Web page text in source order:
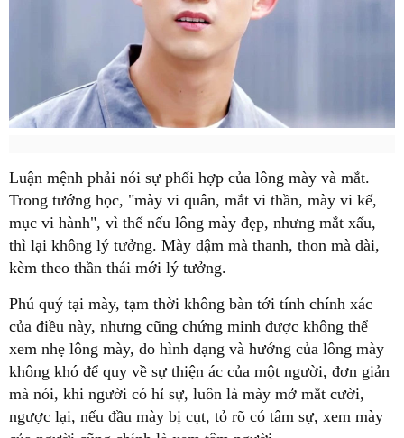
Luận mệnh phải nói sự phối hợp của lông mày và mắt.
Trong tướng học, "mày vi quân, mắt vi thần, mày vi kế,
mục vi hành", vì thế nếu lông mày đẹp, nhưng mắt xấu,
thì lại không lý tưởng. Mày đậm mà thanh, thon mà dài,
kèm theo thần thái mới lý tưởng.
Phú quý tại mày, tạm thời không bàn tới tính chính xác
của điều này, nhưng cũng chứng minh được không thể
xem nhẹ lông mày, do hình dạng và hướng của lông mày
không khó để quy về sự thiện ác của một người, đơn giản
mà nói, khi người có hỉ sự, luôn là mày mở mắt cười,
ngược lại, nếu đầu mày bị cụt, tỏ rõ có tâm sự, xem mày